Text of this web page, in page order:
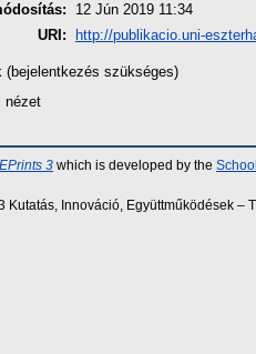
12 Jún 2019 11:34
URI:
http://publikacio.uni-
(bejelentkezés szükséges)
nézet
EPrints 3 which is developed by the
Kutatás, Innováció, Együttműködések